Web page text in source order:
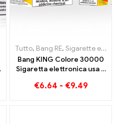
,
Tutto, Bang RE, Sigarette elettroniche usa e getta Lituania
Bang KING Colore 30000
Sigaretta elettronica usa e
perfetta tra gelato fresco
€6.64 - €9.49